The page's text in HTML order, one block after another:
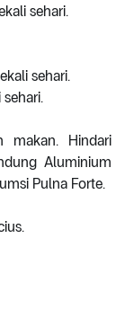
sehari.
sehari.
makan. Hindari
Aluminium
Pulna Forte.